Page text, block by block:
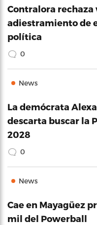
Contralora
adiestramiento de
política
0
News
La demócrata
descarta buscar la
2028
0
News
Cae en Mayagüez
mil del Powerball